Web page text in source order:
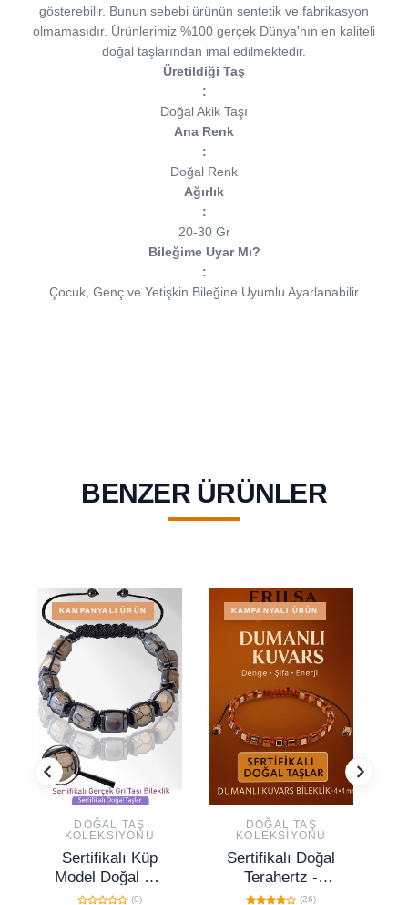
gösterebilir. Bunun sebebi ürünün sentetik ve fabrikasyon
olmamasıdır. Ürünlerimiz %100 gerçek Dünya'nın en kaliteli
doğal taşlarından imal edilmektedir.
Üretildiği Taş
:
Doğal Akik Taşı
Ana Renk
:
Doğal Renk
Ağırlık
:
20-30 Gr
Bileğime Uyar Mı?
:
Çocuk, Genç ve Yetişkin Bileğine Uyumlu Ayarlanabilir
BENZER ÜRÜNLER
KAMPANYALI ÜRÜN
DOĞAL TAŞ
KOLEKSIYONU
Sertifikalı Küp
Model Doğal Gri
Çizgili Akik Taşı
(0)
KAMPANYALI ÜRÜN
DOĞAL TAŞ
KOLEKSIYONU
Sertifikalı Doğal
Terahertz -
Dumanlı Kuvars
(26)